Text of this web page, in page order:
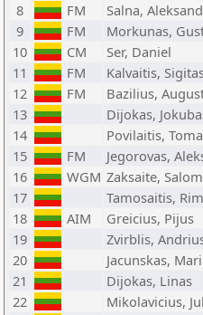
8
FM Salna,
9
FM Morkunas,
10
CM Ser, Daniel
11
FM Kalvaitis,
12
FM Bazilius,
13
Dijokas,
14
Povilaitis,
15
FM Jegorovas,
16
WGM Zaksaite,
17
Tamosaitis,
18
AIM Greicius, Pijus
19
Zvirblis,
20
Jacunskas,
21
Dijokas, Linas
22
Mikolavicius,